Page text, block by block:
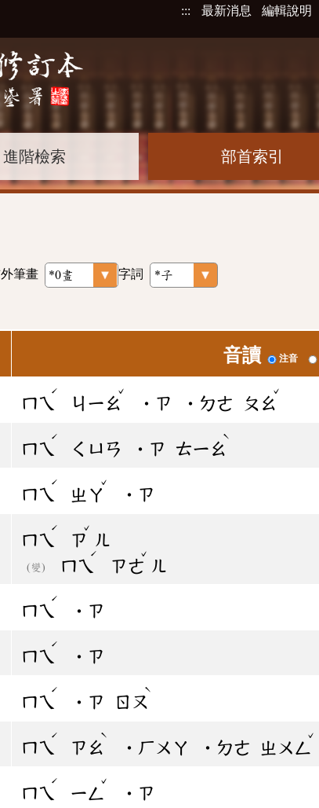
::: 最新消息 編輯說明
進階檢索 部首索引
筆畫 字詞
音讀 注音
ㄇㄟ
ˊ
ㄐㄧㄠ
ˇ
˙ㄗ ˙ㄉㄜ ㄆㄠ
ˇ
ㄇㄟ
ˊ
ㄑㄩㄢ ˙ㄗ ㄊㄧㄠ
ˋ
ㄇㄟ
ˊ
ㄓㄚ
ˇ
˙ㄗ
ㄇㄟ
ˊ
ㄗ
ˇ
ㄦ
(變) ㄇㄟ
ˊ
ㄗㄜ
ˇ
ㄦ
ㄇㄟ
ˊ
˙ㄗ
ㄇㄟ
ˊ
˙ㄗ
ㄇㄟ
ˊ
˙ㄗ ㄖㄡ
ˋ
ㄇㄟ
ˊ
ㄗㄠ
ˋ
˙ㄏㄨㄚ ˙ㄉㄜ ㄓㄨㄥ
ˇ
ㄇㄟ
ˊ
ㄧㄥ
ˇ
˙ㄗ